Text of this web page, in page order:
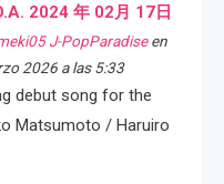
2024 年 02月 17日
J-PopParadiseen
2026 a las 5:33
debut song for the
Matsumoto / Haruiro